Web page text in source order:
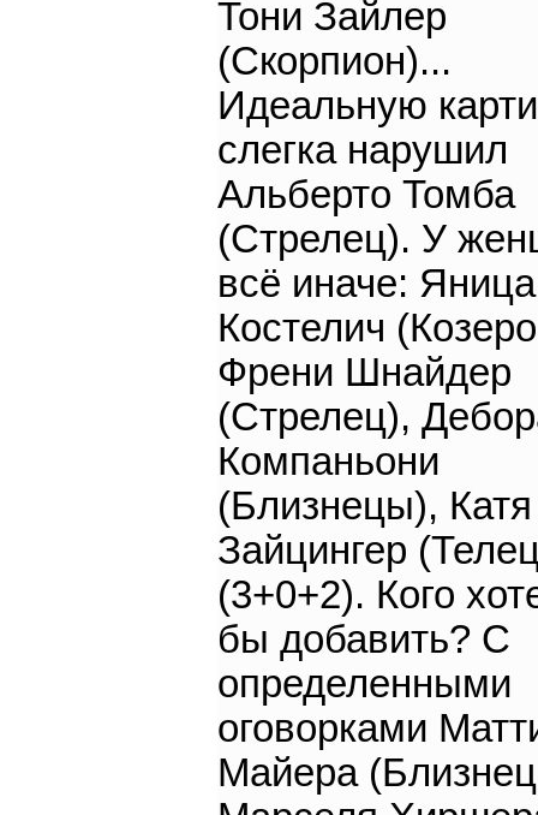
Тони Зайлер
(Скорпион)...
Идеальную
слегка нарушил
Альберто Томба
(Стрелец). У
всё иначе: Яница
Костелич
Френи Шнайдер
(Стрелец),
Компаньони
(Близнецы), Катя
Зайцингер
(3+0+2). Кого
бы добавить? С
определенными
оговорками
Майера